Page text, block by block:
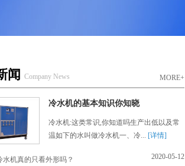
MORE+
闻 Company News
冷水机的基本知识你知晓
冷水机:这类常识,你知道吗生产出低以及常
温如下的水叫做冷水机一、冷... [详情]
2020-05-12
水机真的只看外形吗？